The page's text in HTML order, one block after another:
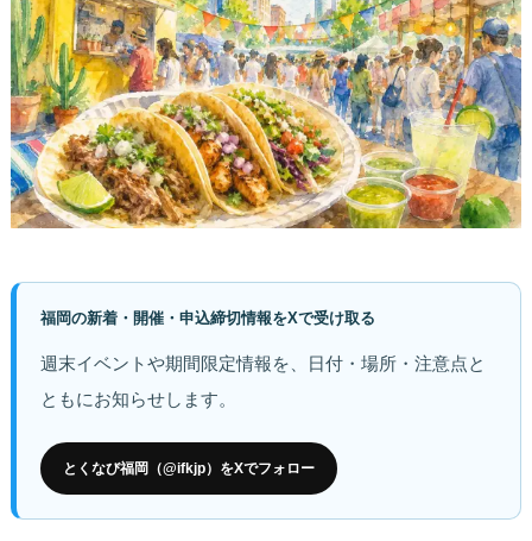
福岡の新着・開催・申込締切情報をXで受け取る
週末イベントや期間限定情報を、日付・場所・注意点と
ともにお知らせします。
とくなび福岡（@ifkjp）をXでフォロー